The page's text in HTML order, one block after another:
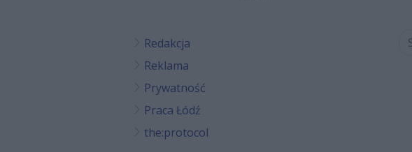
Redakcja
Reklama
Prywatność
Praca Łódź
the:protocol